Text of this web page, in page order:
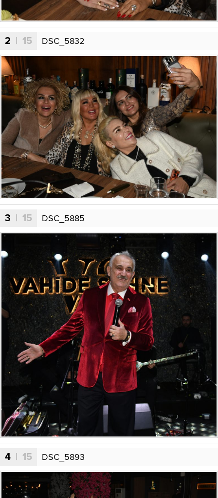
2 | 15 DSC_5832
3 | 15 DSC_5885
4 | 15 DSC_5893